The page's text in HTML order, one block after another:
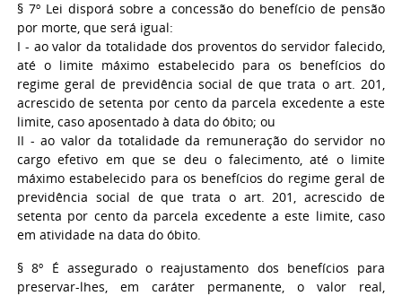
§ 7º Lei disporá sobre a concessão do benefício de pensão
por morte, que será igual:
I - ao valor da totalidade dos proventos do servidor falecido,
até o limite máximo estabelecido para os benefícios do
regime geral de previdência social de que trata o art. 201,
acrescido de setenta por cento da parcela excedente a este
limite, caso aposentado à data do óbito; ou
II - ao valor da totalidade da remuneração do servidor no
cargo efetivo em que se deu o falecimento, até o limite
máximo estabelecido para os benefícios do regime geral de
previdência social de que trata o art. 201, acrescido de
setenta por cento da parcela excedente a este limite, caso
em atividade na data do óbito.
§ 8º É assegurado o reajustamento dos benefícios para
preservar-lhes, em caráter permanente, o valor real,